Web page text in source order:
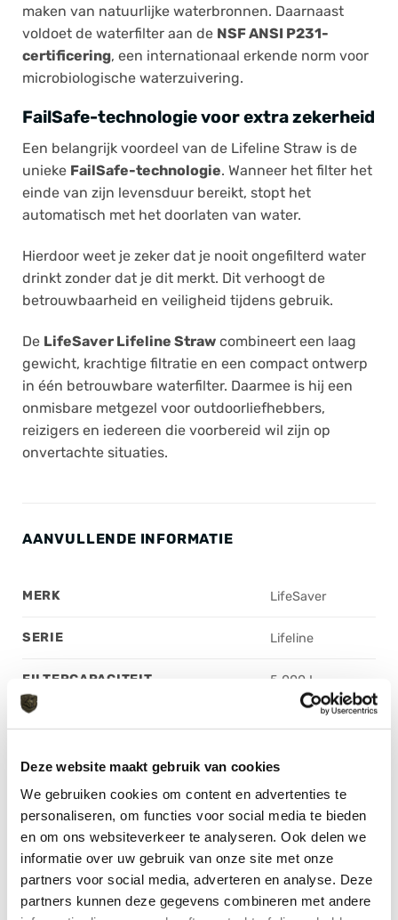
Deze website maakt gebruik van cookies
We gebruiken cookies om content en advertenties te
personaliseren, om functies voor social media te bieden
en om ons websiteverkeer te analyseren. Ook delen we
informatie over uw gebruik van onze site met onze
partners voor social media, adverteren en analyse. Deze
partners kunnen deze gegevens combineren met andere
maken van natuurlijke waterbronnen. Daarnaast
voldoet de waterfilter aan de NSF ANSI P231-
certificering, een internationaal erkende norm voor
microbiologische waterzuivering.
FailSafe-technologie voor extra zekerheid
Een belangrijk voordeel van de Lifeline Straw is de
unieke FailSafe-technologie. Wanneer het filter het
einde van zijn levensduur bereikt, stopt het
automatisch met het doorlaten van water.
Hierdoor weet je zeker dat je nooit ongefilterd water
drinkt zonder dat je dit merkt. Dit verhoogt de
betrouwbaarheid en veiligheid tijdens gebruik.
De LifeSaver Lifeline Straw combineert een laag
gewicht, krachtige filtratie en een compact ontwerp
in één betrouwbare waterfilter. Daarmee is hij een
onmisbare metgezel voor outdoorliefhebbers,
reizigers en iedereen die voorbereid wil zijn op
onvertachte situaties.
AANVULLENDE INFORMATIE
MERK LifeSaver
SERIE Lifeline
FILTERCAPACITEIT 5.000 L
GEWICHT 65 g
GERELATEERDE PRODUCTEN